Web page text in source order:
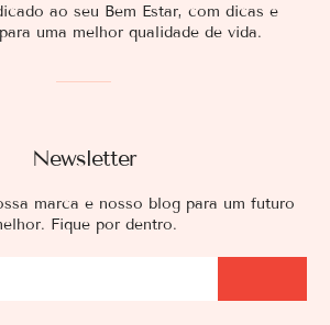
Newsletter
marca e nosso blog para um futuro
Fique por dentro.
ao seu Bem Estar, com dicas e
uma melhor qualidade de vida.